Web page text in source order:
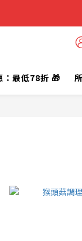
：最低78折 🎁